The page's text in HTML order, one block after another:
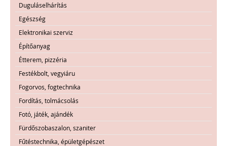
Duguláselhárítás
Egészség
Elektronikai szerviz
Építőanyag
Étterem, pizzéria
Festékbolt, vegyiáru
Fogorvos, fogtechnika
Fordítás, tolmácsolás
Fotó, játék, ajándék
Fürdőszobaszalon, szaniter
Fűtéstechnika, épületgépészet